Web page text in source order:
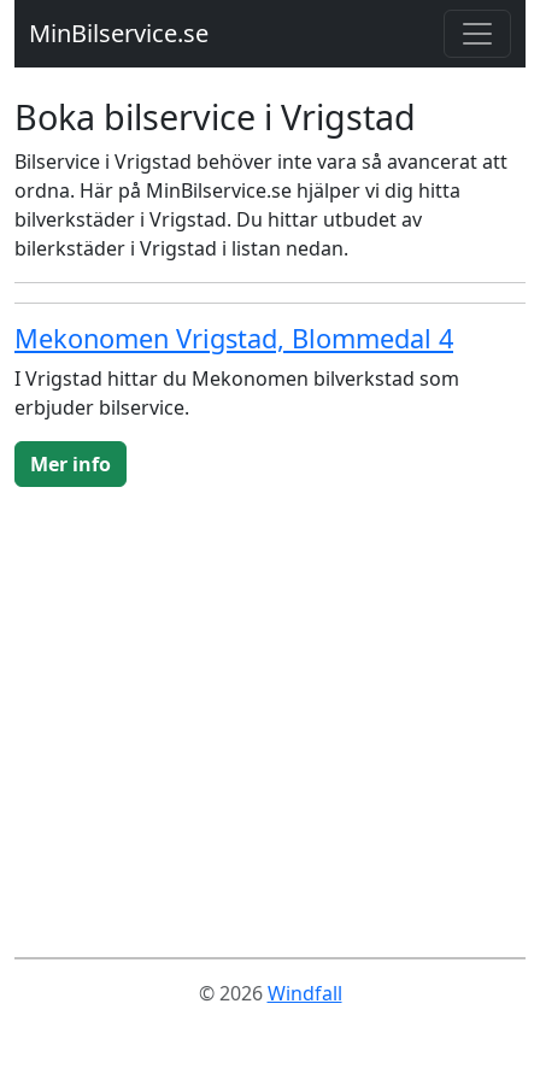
MinBilservice.se
Boka bilservice i Vrigstad
Bilservice i Vrigstad behöver inte vara så avancerat att
ordna. Här på MinBilservice.se hjälper vi dig hitta
bilverkstäder i Vrigstad. Du hittar utbudet av
bilerkstäder i Vrigstad i listan nedan.
Mekonomen Vrigstad, Blommedal 4
I Vrigstad hittar du Mekonomen bilverkstad som
erbjuder bilservice.
Mer info
© 2026Windfall